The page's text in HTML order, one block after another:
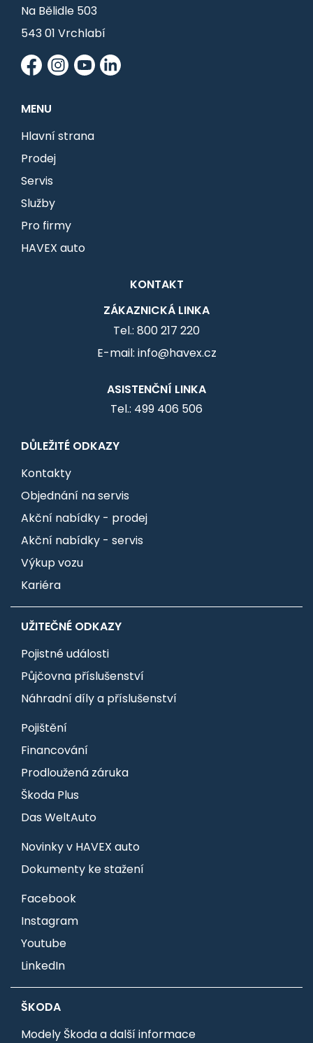
Na Bělidle 503
543 01 Vrchlabí
MENU
Hlavní strana
Prodej
Servis
Služby
Pro firmy
HAVEX auto
KONTAKT
ZÁKAZNICKÁ LINKA
Tel.: 800 217 220
E-mail: info@havex.cz
ASISTENČNÍ LINKA
Tel.: 499 406 506
DŮLEŽITÉ ODKAZY
Kontakty
Objednání na servis
Akční nabídky - prodej
Akční nabídky - servis
Výkup vozu
Kariéra
UŽITEČNÉ ODKAZY
Pojistné události
Půjčovna příslušenství
Náhradní díly a příslušenství
Pojištění
Financování
Prodloužená záruka
Škoda Plus
Das WeltAuto
Novinky v HAVEX auto
Dokumenty ke stažení
Facebook
Instagram
Youtube
LinkedIn
ŠKODA
Modely Škoda a další informace